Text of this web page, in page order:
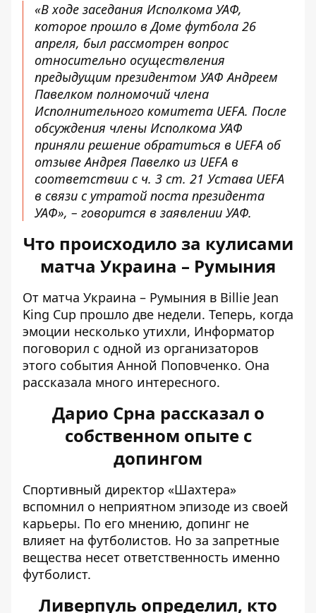
«В ходе заседания Исполкома УАФ,
которое прошло в Доме футбола 26
апреля, был рассмотрен вопрос
относительно осуществления
предыдущим президентом УАФ Андреем
Павелком полномочий члена
Исполнительного комитета UEFA. После
обсуждения члены Исполкома УАФ
приняли решение обратиться в UEFA об
отзыве Андрея Павелко из UEFA в
соответствии с ч. 3 ст. 21 Устава UEFA
в связи с утратой поста президента
УАФ», – говорится в заявлении УАФ.
Что происходило за кулисами
матча Украина – Румыния
От матча Украина – Румыния в Billie Jean
King Cup прошло две недели. Теперь, когда
эмоции несколько утихли, Информатор
поговорил с одной из организаторов
этого события Анной Поповченко. Она
рассказала много интересного.
Дарио Срна рассказал о
собственном опыте с
допингом
Спортивный директор «Шахтера»
вспомнил о неприятном эпизоде ​​из своей
карьеры. По его мнению, допинг не
влияет на футболистов. Но за запретные
вещества несет ответственность именно
футболист.
Ливерпуль определил, кто